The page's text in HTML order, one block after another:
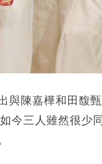
與陳嘉樺和田馥
今三人雖然很少